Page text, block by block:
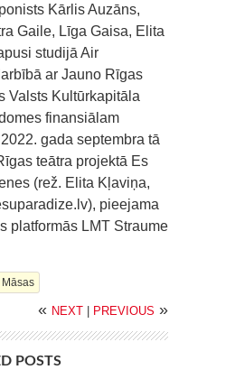
Kārlis Auzāns,
Gaile, Līga Gaisa, Elita
studijā Air
ar Jauno Rīgas
Valsts Kultūrkapitāla
finansiālam
gada septembra tā
teātra projektā Es
(rež. Elita Kļaviņa,
pieejama
platformās LMT Straume
« NEXT PREVIOUS »
POSTS